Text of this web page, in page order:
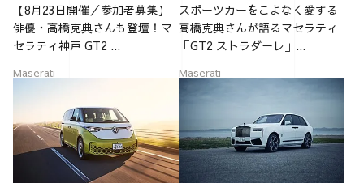
【8月23日開催／参加者募集】
俳優・高橋克典さんも登壇！マ
セラティ神戸 GT2 ...
Maserati
スポーツカーをこよなく愛する
高橋克典さんが語るマセラティ
「GT2 ストラダーレ」...
Maserati